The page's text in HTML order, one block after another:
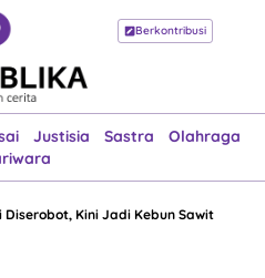
Berkontribusi
Justisia Sastra
Olahraga
Beranda
Esai
Justisia
Sastra
Olahraga
Pariwara
Kini Jadi Kebun Sawit